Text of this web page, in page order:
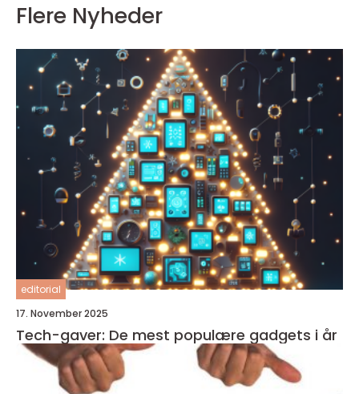
Flere Nyheder
editorial
17. November 2025
Tech-gaver: De mest populære gadgets i år